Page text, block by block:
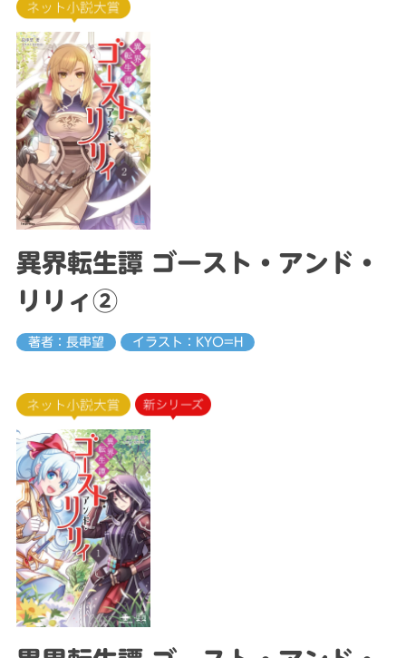
異界転生譚 ゴースト・アンド・
リリィ②
著者：長串望 イラスト：KYO=H